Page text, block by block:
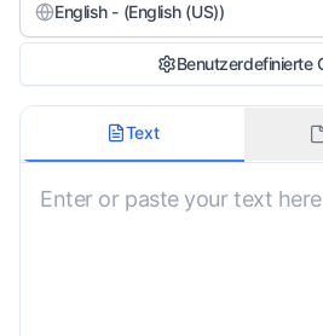
English - (English (US))
Benutzerdefinierte
Dokumenttyp
Übersetzungszweck
Text